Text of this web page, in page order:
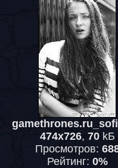
474x726, 70kБ
Просмотров:
Рейтинг: 0%